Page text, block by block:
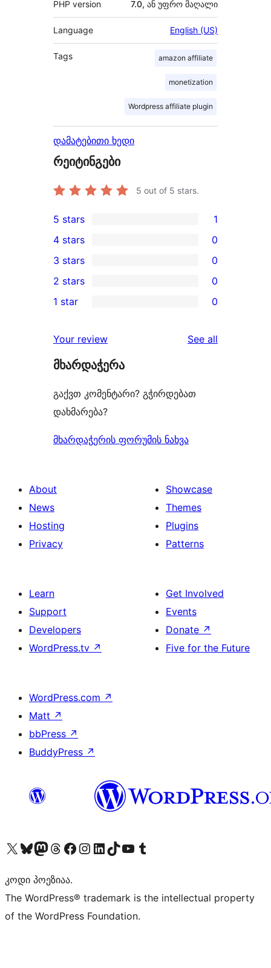
PHP version 7.0, ან უფრო მაღალი
Language English (US)
Tags amazon affiliate
monetization
Wordpress affiliate plugin
დამატებითი ხედი
რეიტინგები
5 out of 5 stars.
1
5-
star
review
5 stars 1
4-
star
reviews
4 stars 0
0
3-
star
3 stars 0
2-
reviews
2 stars 0
star
reviews
1 star 0
Your review See all
მხარდაჭერა
გაქვთ კომენტარი? გჭირდებათ
დახმარება?
მხარდაჭერის ფორუმის ნახვა
About
News
Hosting
Privacy
Showcase
Themes
Plugins
Patterns
Learn
Support
Developers
WordPress.tv ↗
Get Involved
Events
Donate ↗
Five for the Future
WordPress.com ↗
Matt ↗
bbPress ↗
BuddyPress ↗
Visit our X (formerly Twitter) account
Visit our Bluesky account
Visit our Mastodon account
Visit our Threads account
Visit our Facebook page
Visit our Instagram account
Visit our LinkedIn account
Visit our TikTok account
Visit our YouTube channel
Visit our Tumblr account
კოდი პოეზიაა.
The WordPress® trademark is the intellectual property
of the WordPress Foundation.